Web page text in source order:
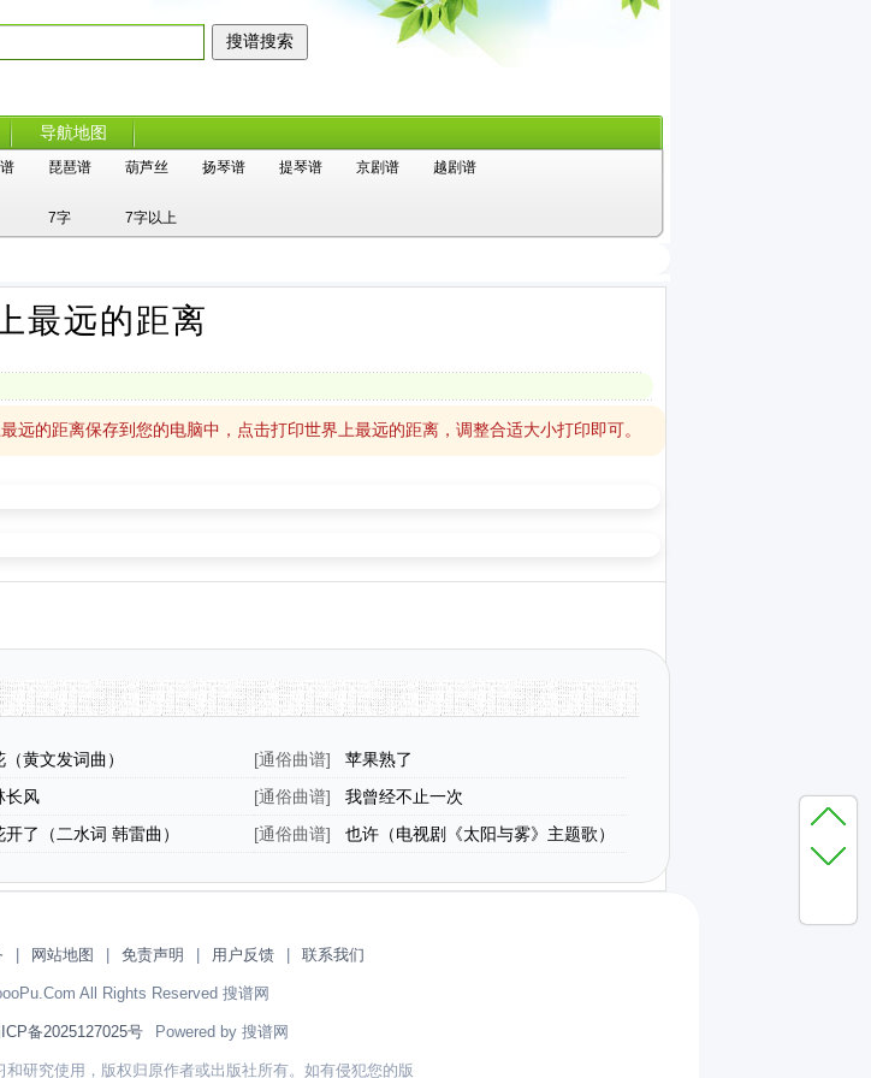
导航地图
琵琶谱 葫芦丝 扬琴谱 提琴谱 京剧谱
越剧谱
7字 7字以上
最远的距离
的距离保存到您的电脑中，点击打印世界上最远的距离，调整合适大小打印即可。
（黄文发词曲） [通俗曲谱]
苹果熟了
长风 [通俗曲谱]
我曾经不止一次
开了（二水词 韩雷曲） [通俗曲谱] 也许（电视剧《太阳与雾》主题歌）
网站地图 免责声明 用户反馈 联系我们
All Rights Reserved 搜谱网
备2025127025号 Powered by 搜谱网
研究使用，版权归原作者或出版社所有。如有侵犯您的版